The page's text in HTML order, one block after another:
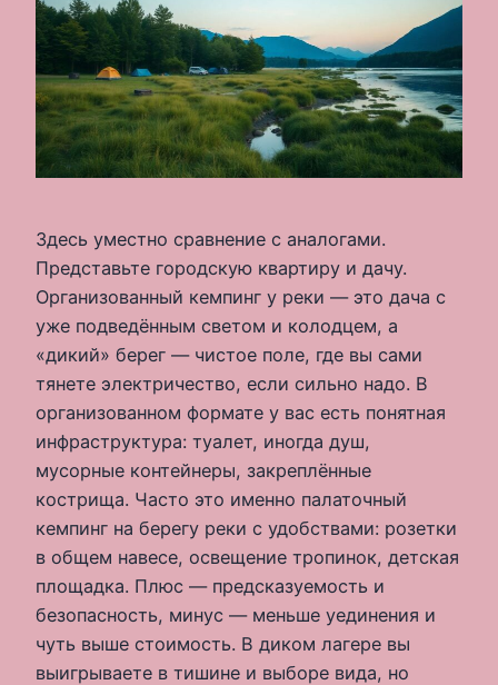
Здесь уместно сравнение с аналогами.
Представьте городскую квартиру и дачу.
Организованный кемпинг у реки — это дача с
уже подведённым светом и колодцем, а
«дикий» берег — чистое поле, где вы сами
тянете электричество, если сильно надо. В
организованном формате у вас есть понятная
инфраструктура: туалет, иногда душ,
мусорные контейнеры, закреплённые
кострища. Часто это именно палаточный
кемпинг на берегу реки с удобствами: розетки
в общем навесе, освещение тропинок, детская
площадка. Плюс — предсказуемость и
безопасность, минус — меньше уединения и
чуть выше стоимость. В диком лагере вы
выигрываете в тишине и выборе вида, но